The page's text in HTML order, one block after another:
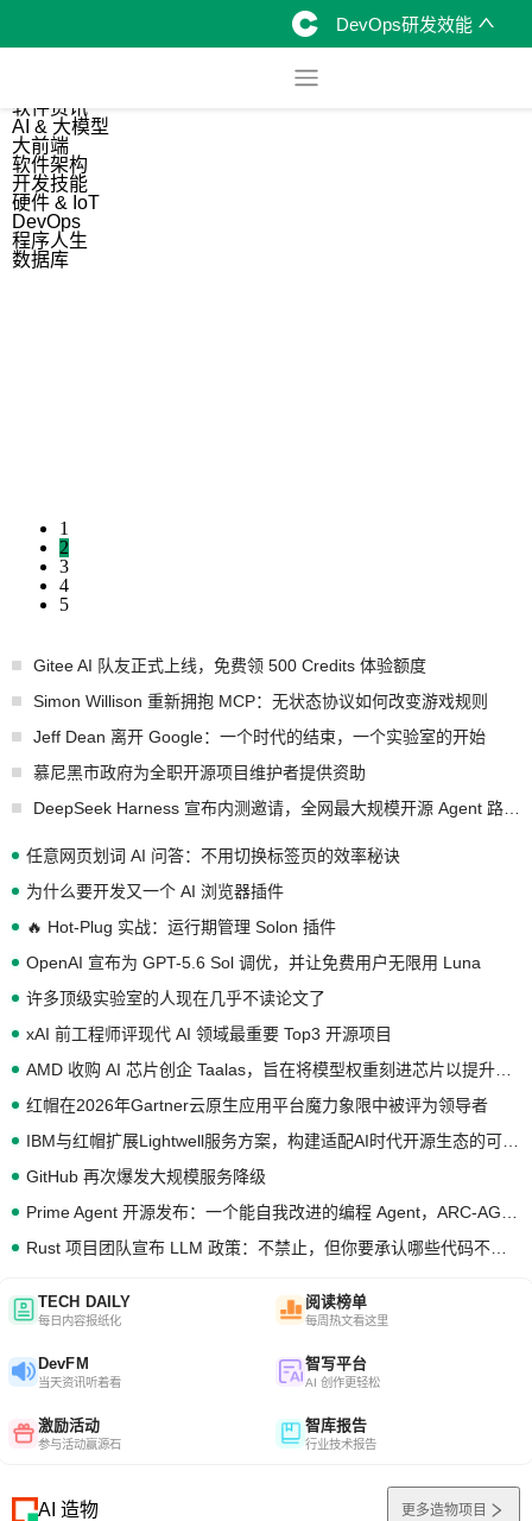
DevOps研发效能
软件资讯
AI & 大模型
大前端
软件架构
开发技能
硬件 & IoT
DevOps
程序人生
数据库
1
2
3
4
5
Gitee AI 队友正式上线，免费领 500 Credits 体验额度
Simon Willison 重新拥抱 MCP：无状态协议如何改变游戏规则
Jeff Dean 离开 Google：一个时代的结束，一个实验室的开始
慕尼黑市政府为全职开源项目维护者提供资助
任意网页划词 AI 问答：不用切换标签页的效率秘诀
为什么要开发又一个 AI 浏览器插件
🔥 Hot-Plug 实战：运行期管理 Solon 插件
OpenAI 宣布为 GPT-5.6 Sol 调优，并让免费用户无限用 Luna
许多顶级实验室的人现在几乎不读论文了
xAI 前工程师评现代 AI 领域最重要 Top3 开源项目
红帽在2026年Gartner云原生应用平台魔力象限中被评为领导者
GitHub 再次爆发大规模服务降级
TECH DAILY
每日内容报纸化
阅读榜单
每周热文看这里
DevFM
当天资讯听着看
智写平台
AI 创作更轻松
激励活动
参与活动赢源石
智库报告
行业技术报告
AI 造物 更多造物项目